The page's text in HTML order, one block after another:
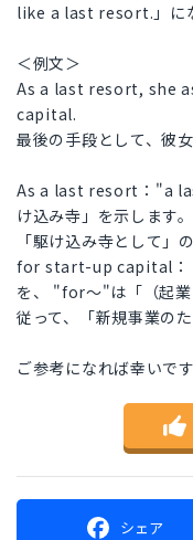
like a last resort.」に
＜例文＞
As a last resort, she
capital.
最後の手段として、彼
As a last resort："a
け込み寺」を示します
「駆け込み寺として」
for start-up capital：
を、 "for～"は「（起業
従って、「新規事業の
ご参考になれば幸いです
シェア